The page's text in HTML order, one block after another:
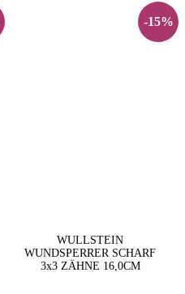
-15%
WULLSTEIN
WUNDSPERRER SCHARF
3x3 ZÄHNE 16,0CM